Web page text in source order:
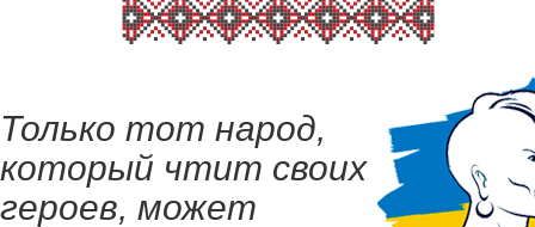
Только тот народ,
который чтит своих
героев, может